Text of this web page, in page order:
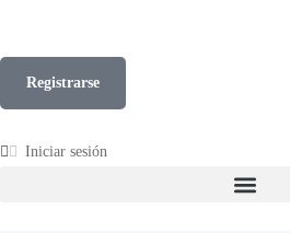
Registrarse
Iniciar sesión